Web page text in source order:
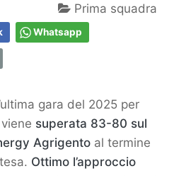
Prima squadra
Whatsapp
gara del 2025 per
superata 83-80 sul
Agrigento al termine
Ottimo l’approccio